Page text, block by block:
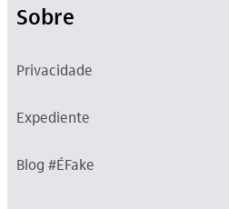
Sobre
Privacidade
Expediente
Blog #ÉFake